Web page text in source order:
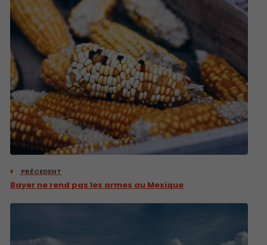
PRÉCEDENT
Bayer ne rend pas les armes au Mexique